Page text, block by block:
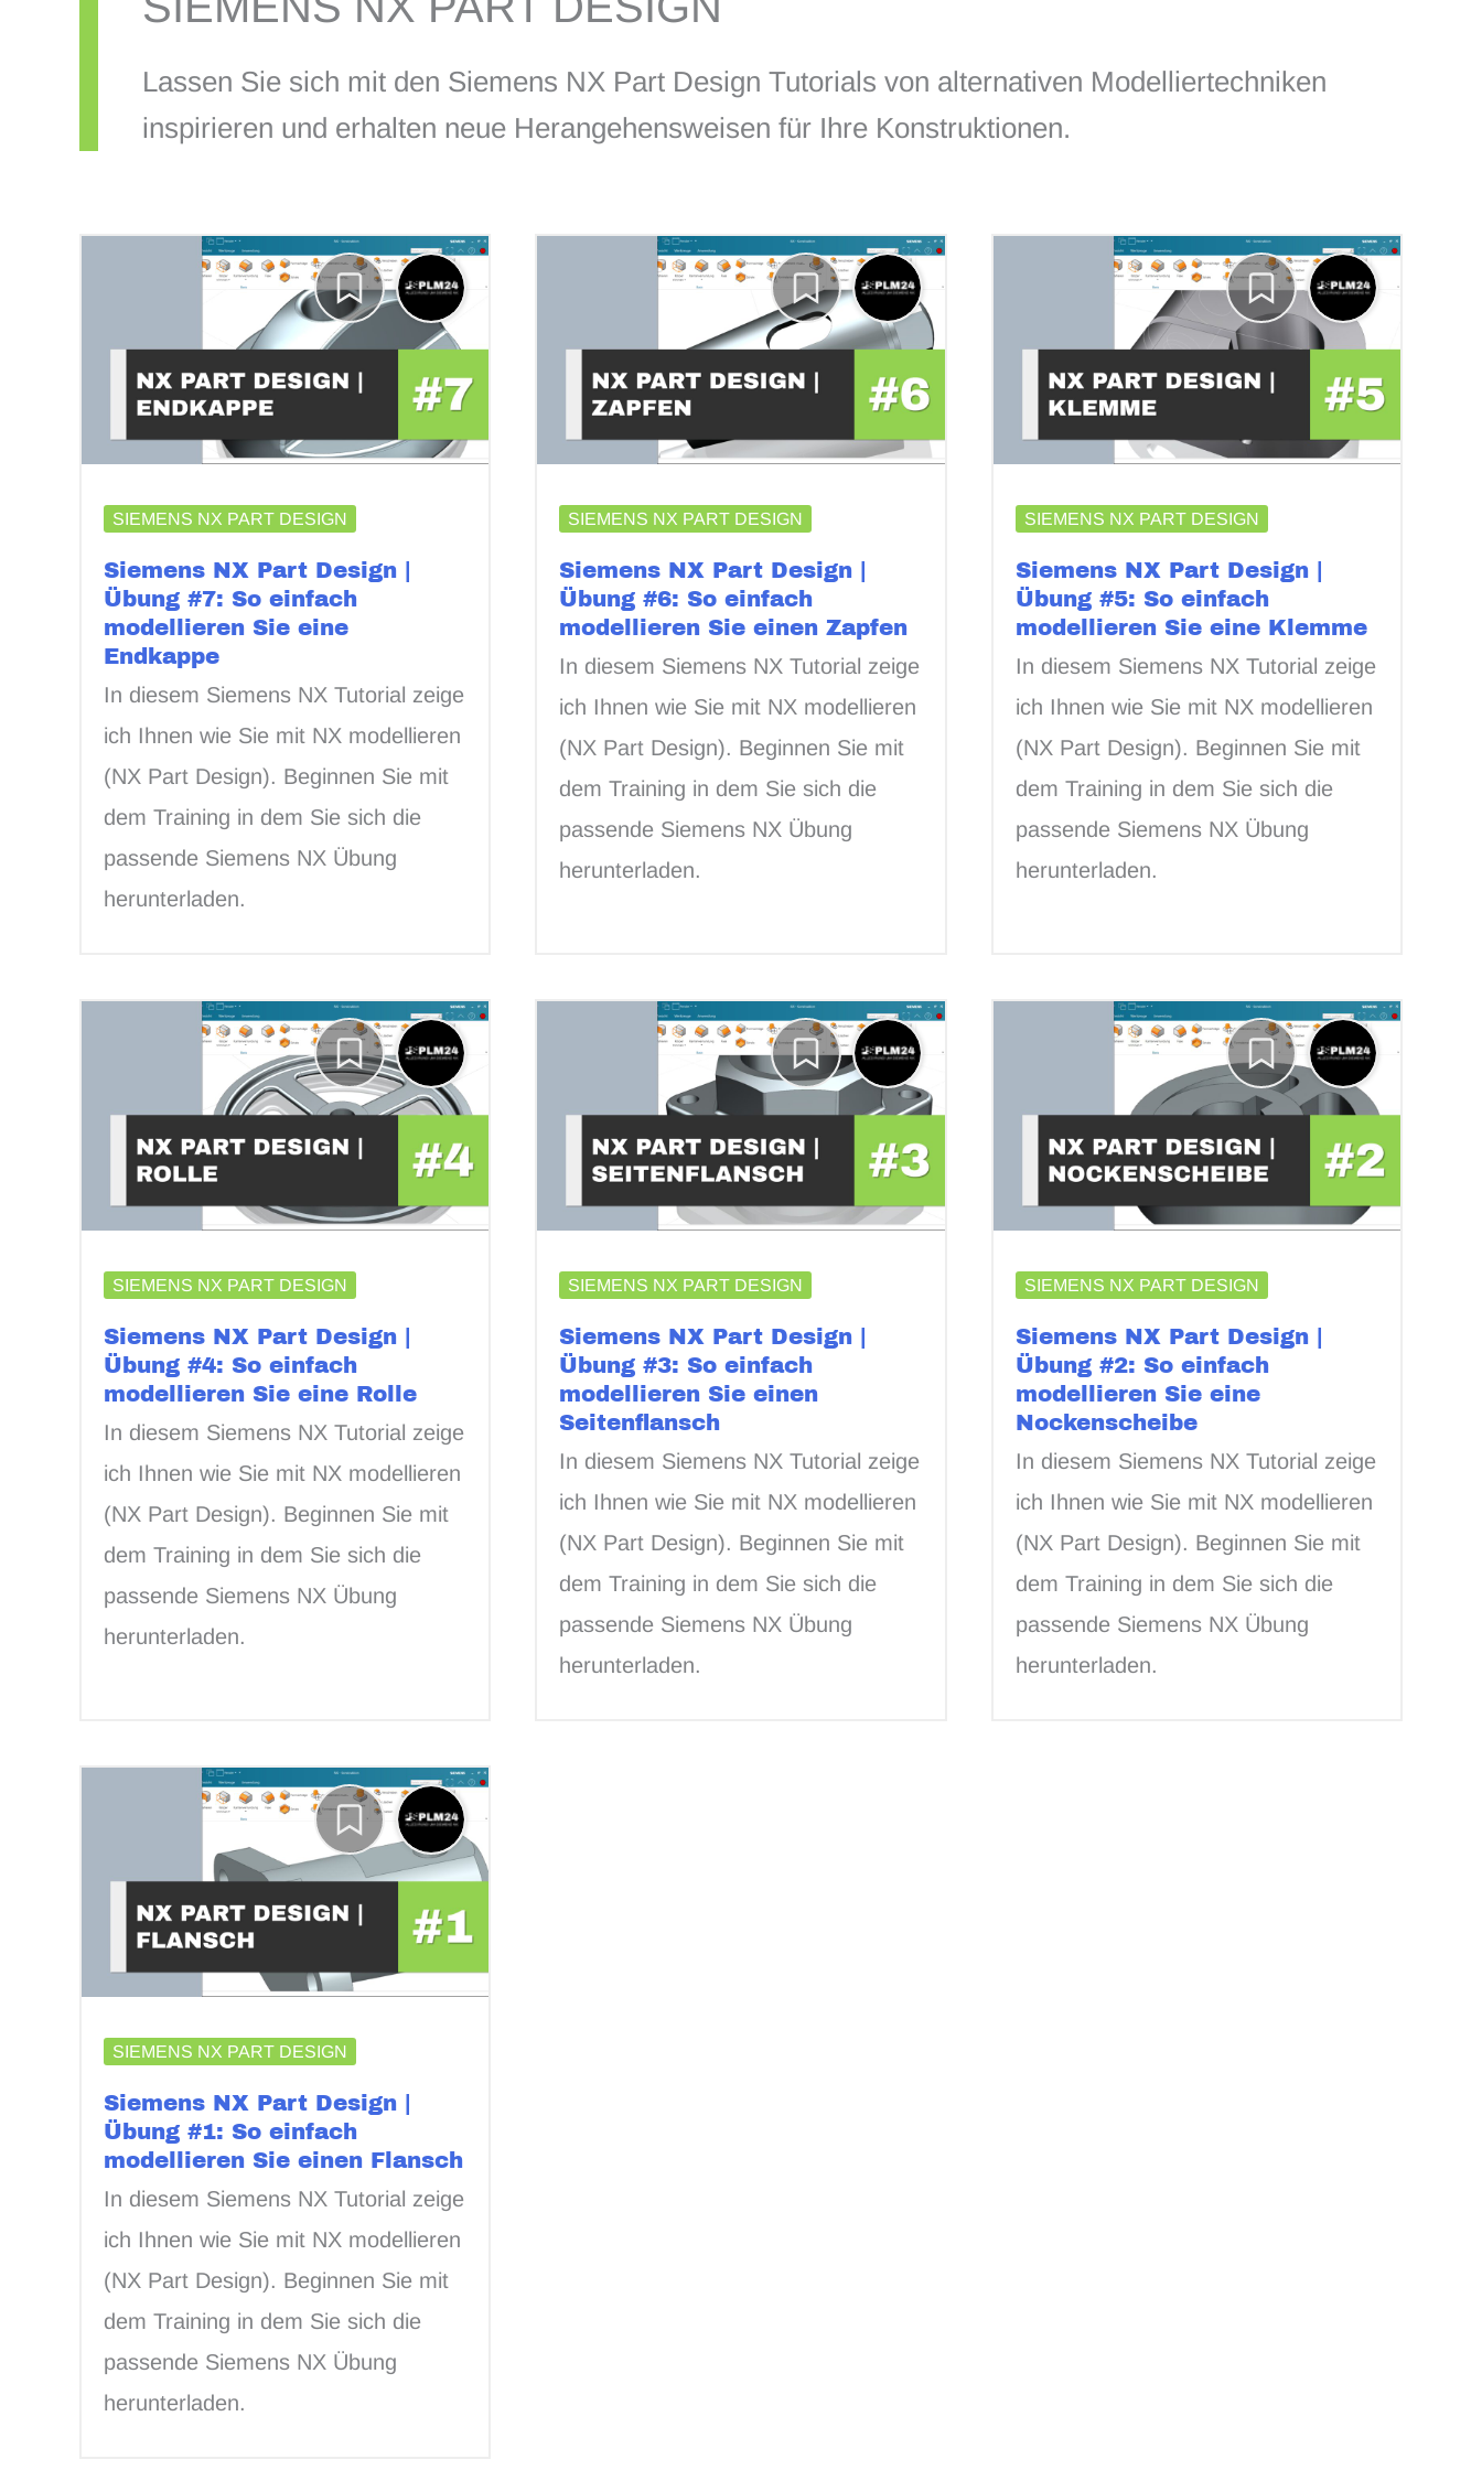
Lassen Sie sich mit den Siemens NX Part Design Tutorials von alternativen Modelliertechniken
inspirieren und erhalten neue Herangehensweisen für Ihre Konstruktionen.
SIEMENS NX PART DESIGN
Siemens NX Part Design |
Übung #7: So einfach
modellieren Sie eine
Endkappe
In diesem Siemens NX Tutorial zeige
ich Ihnen wie Sie mit NX modellieren
(NX Part Design). Beginnen Sie mit
dem Training in dem Sie sich die
passende Siemens NX Übung
herunterladen.
SIEMENS NX PART DESIGN
Siemens NX Part Design |
Übung #6: So einfach
modellieren Sie einen Zapfen
In diesem Siemens NX Tutorial zeige
ich Ihnen wie Sie mit NX modellieren
(NX Part Design). Beginnen Sie mit
dem Training in dem Sie sich die
passende Siemens NX Übung
herunterladen.
SIEMENS NX PART DESIGN
Siemens NX Part Design |
Übung #5: So einfach
modellieren Sie eine Klemme
In diesem Siemens NX Tutorial zeige
ich Ihnen wie Sie mit NX modellieren
(NX Part Design). Beginnen Sie mit
dem Training in dem Sie sich die
passende Siemens NX Übung
herunterladen.
SIEMENS NX PART DESIGN
Siemens NX Part Design |
Übung #4: So einfach
modellieren Sie eine Rolle
In diesem Siemens NX Tutorial zeige
ich Ihnen wie Sie mit NX modellieren
(NX Part Design). Beginnen Sie mit
dem Training in dem Sie sich die
passende Siemens NX Übung
herunterladen.
SIEMENS NX PART DESIGN
Siemens NX Part Design |
Übung #3: So einfach
modellieren Sie einen
Seitenflansch
In diesem Siemens NX Tutorial zeige
ich Ihnen wie Sie mit NX modellieren
(NX Part Design). Beginnen Sie mit
dem Training in dem Sie sich die
passende Siemens NX Übung
herunterladen.
SIEMENS NX PART DESIGN
Siemens NX Part Design |
Übung #2: So einfach
modellieren Sie eine
Nockenscheibe
In diesem Siemens NX Tutorial zeige
ich Ihnen wie Sie mit NX modellieren
(NX Part Design). Beginnen Sie mit
dem Training in dem Sie sich die
passende Siemens NX Übung
herunterladen.
SIEMENS NX PART DESIGN
Siemens NX Part Design |
Übung #1: So einfach
modellieren Sie einen Flansch
In diesem Siemens NX Tutorial zeige
ich Ihnen wie Sie mit NX modellieren
(NX Part Design). Beginnen Sie mit
dem Training in dem Sie sich die
passende Siemens NX Übung
herunterladen.